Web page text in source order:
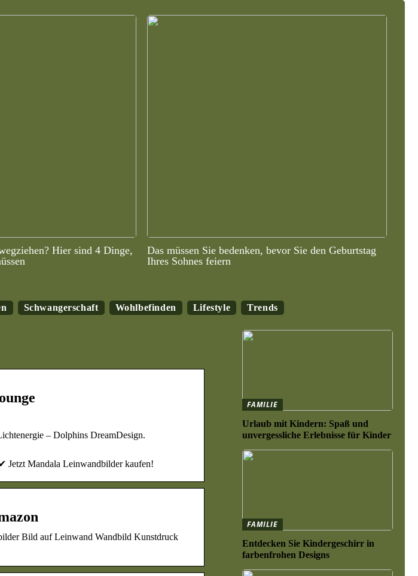
Hier sind 4 Dinge,
Das müssen Sie bedenken, bevor Sie den Geburtstag
Ihres Sohnes feiern
Schwangerschaft Wohlbefinden Lifestyle Trends
– Dolphins DreamDesign.
Jetzt Mandala Leinwandbilder kaufen!
Bild auf Leinwand Wandbild Kunstdruck
FAMILIE
Urlaub mit Kindern: Spaß und
unvergessliche Erlebnisse für Kinder
FAMILIE
Entdecken Sie Kindergeschirr in
farbenfrohen Designs